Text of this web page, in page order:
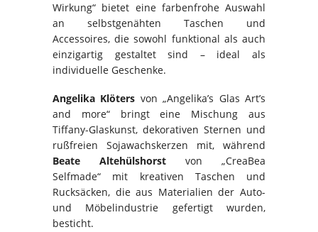
Wirkung“ bietet eine farbenfrohe Auswahl
an selbstgenähten Taschen und
Accessoires, die sowohl funktional als auch
einzigartig gestaltet sind – ideal als
individuelle Geschenke.
Angelika Klöters von „Angelika’s Glas Art’s
and more“ bringt eine Mischung aus
Tiffany-Glaskunst, dekorativen Sternen und
rußfreien Sojawachskerzen mit, während
Beate Altehülshorst von „CreaBea
Selfmade“ mit kreativen Taschen und
Rucksäcken, die aus Materialien der Auto-
und Möbelindustrie gefertigt wurden,
besticht.